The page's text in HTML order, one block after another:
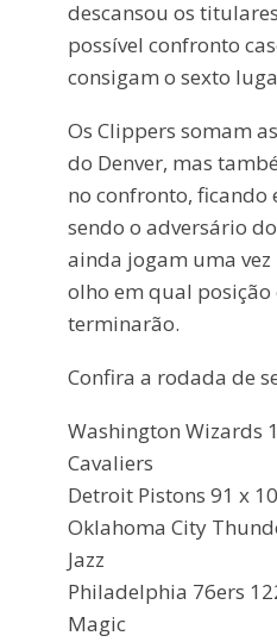
descansou os
possível confronto
consigam o sexto
Os Clippers somam
do Denver, mas
no confronto, ficando
sendo o adversário
ainda jogam uma
olho em qual posição
terminarão.
Confira a rodada de
Washington Wizards
Cavaliers
Detroit Pistons 91 x
Oklahoma City
Jazz
Philadelphia 76ers
Magic